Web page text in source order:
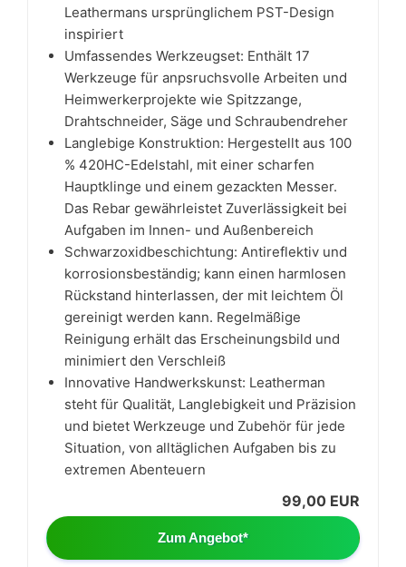
Leathermans ursprünglichem PST-Design
inspiriert
Umfassendes Werkzeugset: Enthält 17
Werkzeuge für anpsruchsvolle Arbeiten und
Heimwerkerprojekte wie Spitzzange,
Drahtschneider, Säge und Schraubendreher
Langlebige Konstruktion: Hergestellt aus 100
% 420HC-Edelstahl, mit einer scharfen
Hauptklinge und einem gezackten Messer.
Das Rebar gewährleistet Zuverlässigkeit bei
Aufgaben im Innen- und Außenbereich
Schwarzoxidbeschichtung: Antireflektiv und
korrosionsbeständig; kann einen harmlosen
Rückstand hinterlassen, der mit leichtem Öl
gereinigt werden kann. Regelmäßige
Reinigung erhält das Erscheinungsbild und
minimiert den Verschleiß
Innovative Handwerkskunst: Leatherman
steht für Qualität, Langlebigkeit und Präzision
und bietet Werkzeuge und Zubehör für jede
Situation, von alltäglichen Aufgaben bis zu
extremen Abenteuern
99,00 EUR
Zum Angebot*